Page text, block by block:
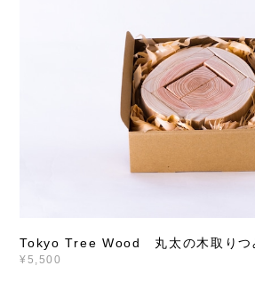
Tokyo Tree Wood 丸太の木取りつ
¥5,500